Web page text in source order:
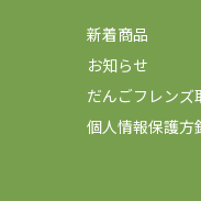
新着商品
お知らせ
だんごフレンズ
個人情報保護方